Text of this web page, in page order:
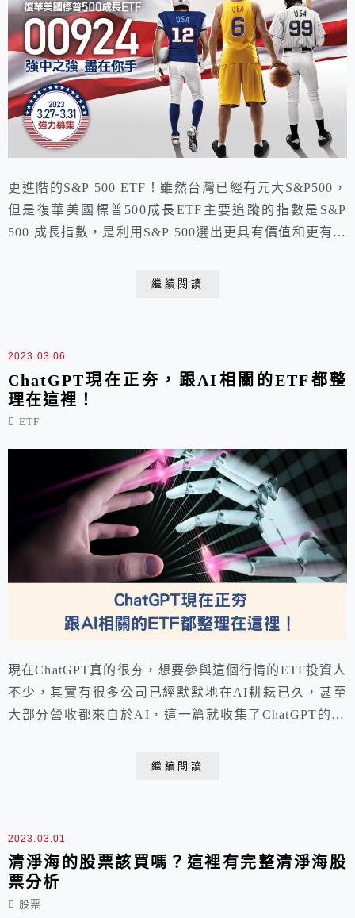
更進階的S&P 500 ETF！雖然台灣已經有元大S&P500，
但是復華美國標普500成長ETF主要追蹤的指數是S&P
500 成長指數，是利用S&P 500選出更具有價值和更有未
很棒的選擇。我們這篇就要完整地介紹復華美國標普500
繼續閱讀
2023.03.06
ChatGPT現在正夯，跟AI相關的ETF都整
理在這裡！
ETF
現在ChatGPT真的很夯，想要參與這個行情的ETF投資人
不少，其實有很多公司已經默默地在AI耕耘已久，甚至
大部分營收都來自於AI，這一篇就收集了ChatGPT的AI
或是間接從AI得利的公司喔！
繼續閱讀
2023.03.01
清淨海的股票該買嗎？這裡有完整清淨海股
票分析
股票